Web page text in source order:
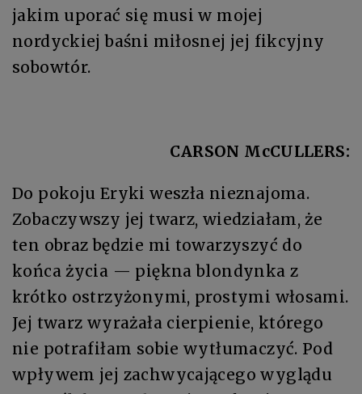
jakim uporać się musi w mojej
nordyckiej baśni miłosnej jej fikcyjny
sobowtór.
CARSON McCULLERS:
Do pokoju Eryki weszła nieznajoma.
Zobaczywszy jej twarz, wiedziałam, że
ten obraz będzie mi towarzyszyć do
końca życia — piękna blondynka z
krótko ostrzyżonymi, prostymi włosami.
Jej twarz wyrażała cierpienie, którego
nie potrafiłam sobie wytłumaczyć. Pod
wpływem jej zachwycającego wyglądu